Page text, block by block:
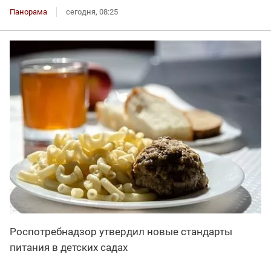
Панорама сегодня, 08:25
Роспотребнадзор утвердил новые стандарты
питания в детских садах